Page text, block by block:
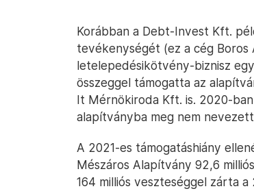
Korábban a Debt-Invest Kft.
tevékenységét (ez a cég Boros
letelepedésikötvény-biznisz
összeggel támogatta az
It Mérnökiroda Kft. is. 2020-
alapítványba meg nem
A 2021-es támogatáshiány
Mészáros Alapítvány 92,6
164 milliós veszteséggel zárta